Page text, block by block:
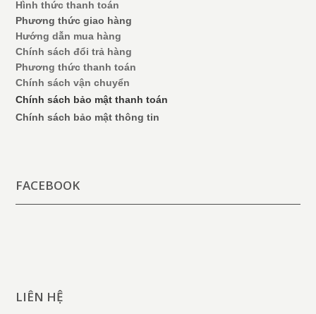
Hình thức thanh toán
Phương thức giao hàng
Hướng dẫn mua hàng
Chính sách đổi trả hàng
Phương thức thanh toán
Chính sách vận chuyển
Chính sách bảo mật thanh toán
Chính sách bảo mật thông tin
FACEBOOK
LIÊN HỆ